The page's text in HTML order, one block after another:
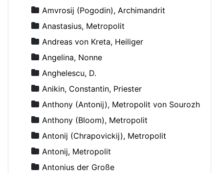
Amvrosij (Pogodin), Archimandrit
Anastasius, Metropolit
Andreas von Kreta, Heiliger
Angelina, Nonne
Anghelescu, D.
Anikin, Constantin, Priester
Anthony (Antonij), Metropolit von Sourozh
Anthony (Bloom), Metropolit
Antonij (Chrapovickij), Metropolit
Antonij, Metropolit
Antonius der Große